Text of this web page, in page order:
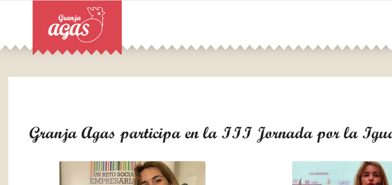
Granja Agas participa en la III Jornada por la